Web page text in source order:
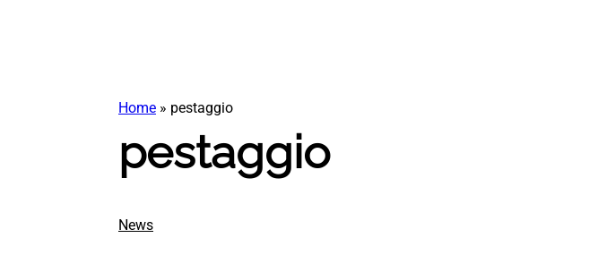
Home » pestaggio
pestaggio
News